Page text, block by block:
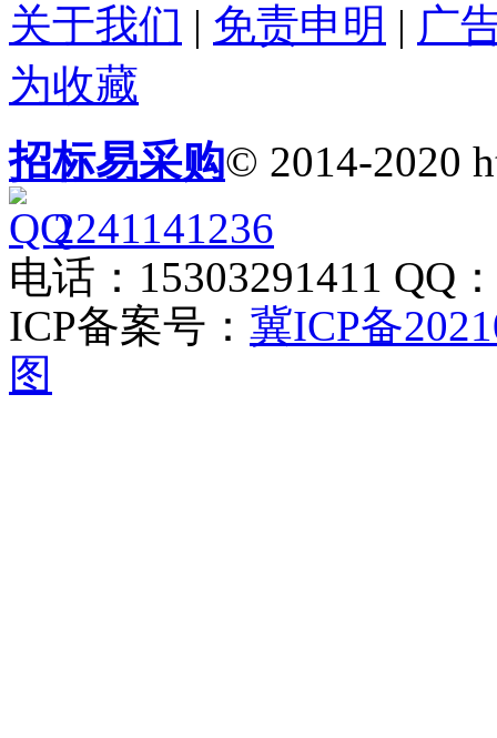
关于我们 | 免责申明 | 广
为收藏
招标易采购© 2014-2020
2241141236
电话：15303291411 QQ
ICP备案号： 冀ICP备
图